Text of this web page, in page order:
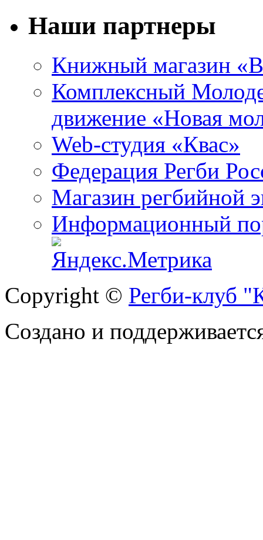
Наши партнеры
Книжный магазин
Комплексный
движение «Новая
Web-студия «Квас»
Федерация Регби
Магазин регбийной
Информационный
Copyright © Регби-клуб
Создано и